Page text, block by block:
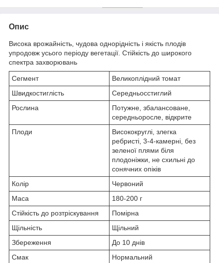
Опис
Висока врожайність, чудова однорідність і якість плодів
упродовж усього періоду вегетації. Стійкість до широкого
спектра захворювань
Сегмент
Великоплідний томат
Швидкостиглість
Середньосстиглий
Рослина
Потужне, збалансоване,
середньоросле, відкрите
Плоди
Висококруглі, злегка
ребристі, 3-4-камерні, без
зеленої плями біля
плодоніжки, не схильні до
сонячних опіків
Колір
Червоний
Маса
180-200 г
Стійкість до розтріскування
Помірна
Щільність
Щільний
Збереження
До 10 днів
Смак
Нормальний